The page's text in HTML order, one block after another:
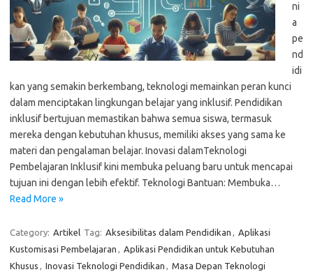
ni
a
pe
nd
idi
kan yang semakin berkembang, teknologi memainkan peran kunci
dalam menciptakan lingkungan belajar yang inklusif. Pendidikan
inklusif bertujuan memastikan bahwa semua siswa, termasuk
mereka dengan kebutuhan khusus, memiliki akses yang sama ke
materi dan pengalaman belajar. Inovasi dalamTeknologi
Pembelajaran Inklusif kini membuka peluang baru untuk mencapai
tujuan ini dengan lebih efektif. Teknologi Bantuan: Membuka…
Read More »
Category: Artikel Tag: Aksesibilitas dalam Pendidikan , Aplikasi
Kustomisasi Pembelajaran , Aplikasi Pendidikan untuk Kebutuhan
Khusus , Inovasi Teknologi Pendidikan , Masa Depan Teknologi